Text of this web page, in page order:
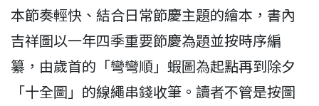
本節奏輕快、結合日常節慶主題的繪本，書內
吉祥圖以一年四季重要節慶為題並按時序編
纂，由歲首的「彎彎順」蝦圖為起點再到除夕
「十全圖」的線繩串錢收筆。讀者不管是按圖